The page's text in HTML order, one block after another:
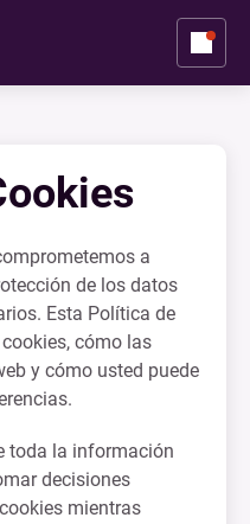
a
de los datos
Esta Política de
cómo las
y cómo usted puede
toda la información
decisiones
mientras